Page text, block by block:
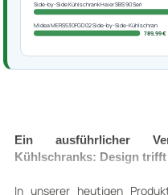
Side-by-Side Kühlschrank Haier SBS 90 Seri
Midea MERS530FGD02 Side-by-Side-Kühlschran
789,99 €
Ein ausführlicher
Kühlschranks: Design
In unserer heutigen